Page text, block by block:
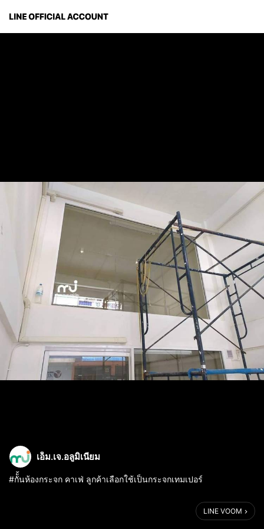
เอ็ม.เจ.อลูมิเนียม
#กัั้นห้องกระจก​ คาเฟ่​ ลูกค้าเลือกใช้เป็นกระจกเทมเปอร์​
รายละเอียด: ชั้นลอยกั้นห้องบานฟิกซ์​ใช้กระจกนิรภัยเทมเปอร์ต่อกัน​
ชั้นล่าง​ กั้นห้องบานฟิกซ์(กระจกนิรภัยเทมเปอร์)​พร้อมบานเลื่อนแบบ
LINE VOOM